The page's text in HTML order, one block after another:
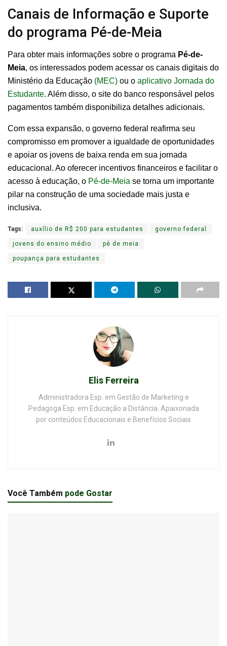
Canais de Informação e Suporte
do programa Pé-de-Meia
Para obter mais informações sobre o programa Pé-de-
Meia, os interessados podem acessar os canais digitais do
Ministério da Educação (MEC) ou o aplicativo Jornada do
Estudante. Além disso, o site do banco responsável pelos
pagamentos também disponibiliza detalhes adicionais.
Com essa expansão, o governo federal reafirma seu
compromisso em promover a igualdade de oportunidades
e apoiar os jovens de baixa renda em sua jornada
educacional. Ao oferecer incentivos financeiros e facilitar o
acesso à educação, o Pé-de-Meia se torna um importante
pilar na construção de uma sociedade mais justa e
inclusiva.
Tags: auxílio de R$ 200 para estudantes governo federal
jovens do ensino médio pé de meia
poupança para estudantes
Elis Ferreira
Administradora Esp. em Gestão de Marketing e
Pedagoga Esp. em Educação a Distância. Apaixonada
por conteúdos Educacionais e Benefícios Sociais
Você Também pode Gostar